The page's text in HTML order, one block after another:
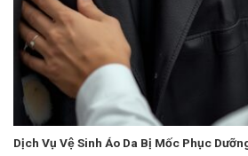
Dịch Vụ Vệ Sinh Áo Da Bị Mốc Phục